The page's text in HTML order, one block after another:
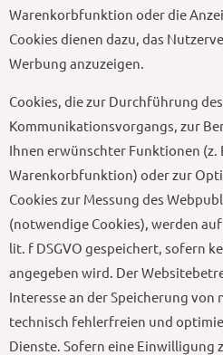
Warenkorbfunktion oder die
Cookies dienen dazu, das
Werbung anzuzeigen.
Cookies, die zur Durchführung
Kommunikationsvorgangs, zur
Ihnen erwünschter Funktionen (z.
Warenkorbfunktion) oder zur
Cookies zur Messung des
(notwendige Cookies), werden
lit. f DSGVO gespeichert, sofern
angegeben wird. Der
Interesse an der Speicherung
technisch fehlerfreien und
Dienste. Sofern eine Einwilligung